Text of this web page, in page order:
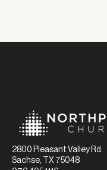
2800 Pleasant Valley Rd.
Sachse, TX 75048